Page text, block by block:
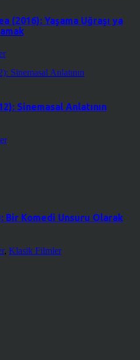
(2016): Yaşama Uğraşı ya
Sinemasal Anlatının
Bir Komedi Unsuru Olarak
, Klasik Filmler